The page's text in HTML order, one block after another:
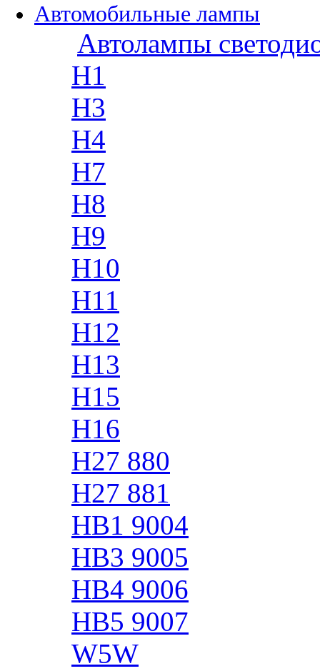
Автомобильные лампы
Автолампы
H1
H3
H4
H7
H8
H9
H10
H11
H12
H13
H15
H16
H27 880
H27 881
HB1 9004
HB3 9005
HB4 9006
HB5 9007
W5W